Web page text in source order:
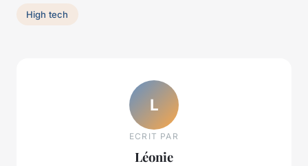
High tech
L
ECRIT PAR
Léonie